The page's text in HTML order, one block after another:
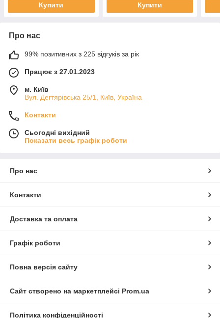
Купити Купити
Про нас
99% позитивних з 225 відгуків за рік
Працює з 27.01.2023
м. Київ
Вул. Дегтярівська 25/1, Київ, Україна
Контакти
Сьогодні вихідний
Показати весь графік роботи
Про нас
Контакти
Доставка та оплата
Графік роботи
Повна версія сайту
Сайт створено на маркетплейсі Prom.ua
Політика конфіденційності